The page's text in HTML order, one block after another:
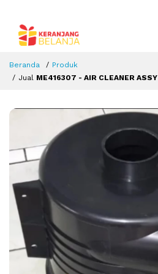
Beranda
Produk
Jual ME416307 - AIR CLEANER ASSY